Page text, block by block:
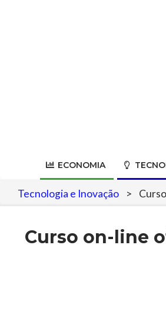
ECONOMIA
Tecnologia e Inovação >
Curso on-line